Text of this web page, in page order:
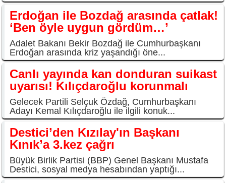
Erdoğan ile Bozdağ arasında çatlak!
‘Ben öyle uygun gördüm…’
Adalet Bakanı Bekir Bozdağ ile Cumhurbaşkanı
Erdoğan arasında kriz yaşandığı öne...
Canlı yayında kan donduran suikast
uyarısı! Kılıçdaroğlu korunmalı
Gelecek Partili Selçuk Özdağ, Cumhurbaşkanı
Adayı Kemal Kılıçdaroğlu ile ilgili konuk...
Destici’den Kızılay'ın Başkanı
Kınık’a 3.kez çağrı
Büyük Birlik Partisi (BBP) Genel Başkanı Mustafa
Destici, sosyal medya hesabından yaptığı...